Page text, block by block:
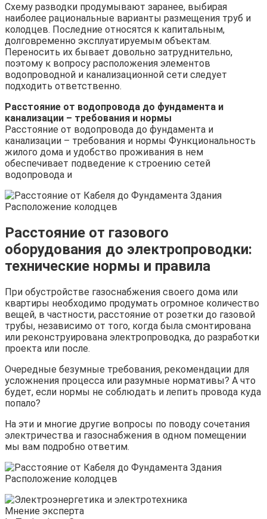
Схему разводки продумывают заранее, выбирая
наиболее рациональные варианты размещения труб и
колодцев. Последние относятся к капитальным,
долговременно эксплуатируемым объектам.
Переносить их бывает довольно затруднительно,
поэтому к вопросу расположения элементов
водопроводной и канализационной сети следует
подходить ответственно.
Расстояние от водопровода до фундамента и
канализации – требования и нормы
Расстояние от водопровода до фундамента и
канализации – требования и нормы Функциональность
жилого дома и удобство проживания в нем
обеспечивает подведение к строению сетей
водопровода и
Расстояние от газового
оборудования до электропроводки:
технические нормы и правила
При обустройстве газоснабжения своего дома или
квартиры необходимо продумать огромное количество
вещей, в частности, расстояние от розетки до газовой
трубы, независимо от того, когда была смонтирована
или реконструирована электропроводка, до разработки
проекта или после.
Очередные безумные требования, рекомендации для
усложнения процесса или разумные нормативы? А что
будет, если нормы не соблюдать и лепить провода куда
попало?
На эти и многие другие вопросы по поводу сочетания
электричества и газоснабжения в одном помещении
мы вам подробно ответим.
Мнение эксперта